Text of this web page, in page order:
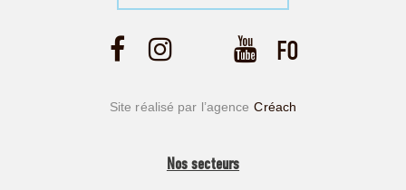
Site réalisé par l’agence Créach
Nos secteurs